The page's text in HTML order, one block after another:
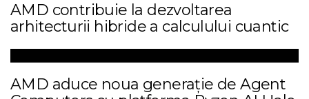
AMD contribuie la dezvoltarea
arhitecturii hibride a calculului cuantic
AMD aduce noua generație de Agent